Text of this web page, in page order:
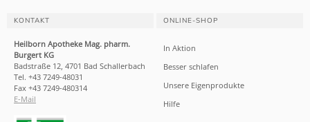
KONTAKT
Heilborn Apotheke Mag. pharm.
Burgert KG
Badstraße 12, 4701 Bad Schallerbach
Tel. +43 7249-48031
Fax +43 7249-480314
E-Mail
ONLINE-SHOP
In Aktion
Besser schlafen
Unsere Eigenprodukte
Hilfe